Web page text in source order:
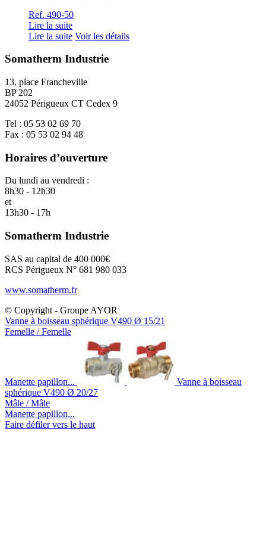
Ref. 490-50
Lire la suite
Lire la suite Voir les détails
Somatherm Industrie
13, place Francheville
BP 202
24052 Périgueux CT Cedex 9
Tel : 05 53 02 69 70
Fax : 05 53 02 94 48
Horaires d’ouverture
Du lundi au vendredi :
8h30 - 12h30
et
13h30 - 17h
Somatherm Industrie
SAS au capital de 400 000€
RCS Périgueux N° 681 980 033
www.somatherm.fr
© Copyright - Groupe AYOR
Vanne à boisseau sphérique V490 Ø 15/21
Femelle / Femelle
Manette papillon...
Vanne à boisseau
sphérique V490 Ø 20/27
Mâle / Mâle
Manette papillon...
Faire défiler vers le haut